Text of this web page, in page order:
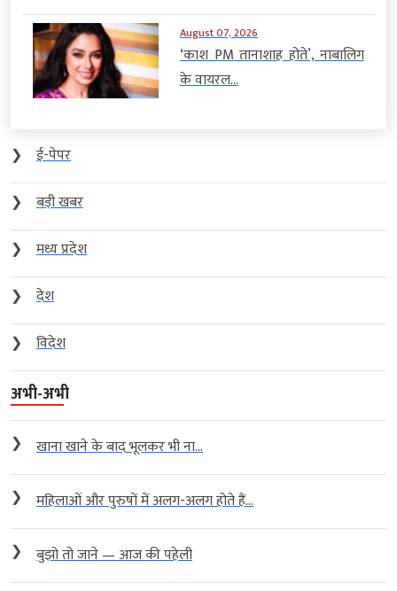
August 07, 2026
‘काश PM तानाशाह होते’, नाबालिग
के वायरल...
❯
ई-पेपर
❯
बड़ी खबर
❯
मध्य प्रदेश
❯
देश
❯
विदेश
अभी-अभी
❯ खाना खाने के बाद भूलकर भी ना...
❯ महिलाओं और पुरुषों में अलग-अलग होते हैं...
❯ बुझो तो जाने — आज की पहेली